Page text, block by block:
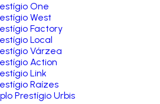
One
West
Factory
Local
Várzea
Action
Link
Raízes
Prestígio Urbis